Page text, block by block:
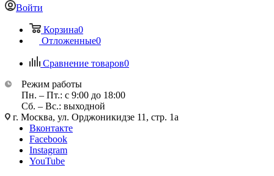
Войти
Корзина0
Отложенные0
Сравнение товаров0
Режим работы
Пн. – Пт.: с 9:00 до 18:00
Сб. – Вс.: выходной
г. Москва, ул. Орджоникидзе 11, стр. 1а
Вконтакте
Facebook
Instagram
YouTube